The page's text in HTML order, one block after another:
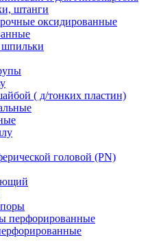
штанги
оксидированные
( д/тонких пластин)
головой (PN)
перфорированные